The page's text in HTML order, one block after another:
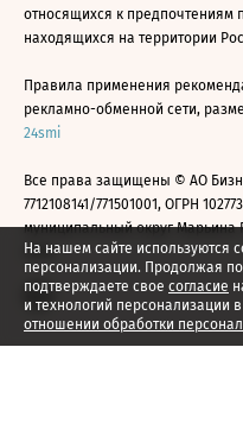
На нашем сайте используются
персонализации. Продолжая
подтверждаете свое согласие
и технологий персонализации в
отношении обработки
относящихся к предпочтениям
находящихся на территории
Правила применения
рекламно-обменной сети,
24smi
Все права защищены © АО
7712108141/771501001, ОГРН
муниципальный округ Марьина
2026